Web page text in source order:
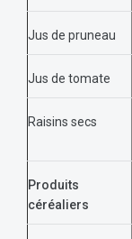
Jus de pruneau
Jus de tomate
Raisins secs
Produits
céréaliers